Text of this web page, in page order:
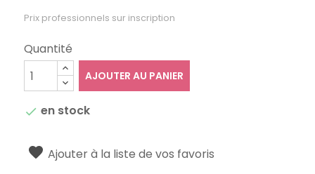
Prix professionnels sur inscription
Quantité
AJOUTER AU PANIER
 en stock
Ajouter à la liste de vos favoris